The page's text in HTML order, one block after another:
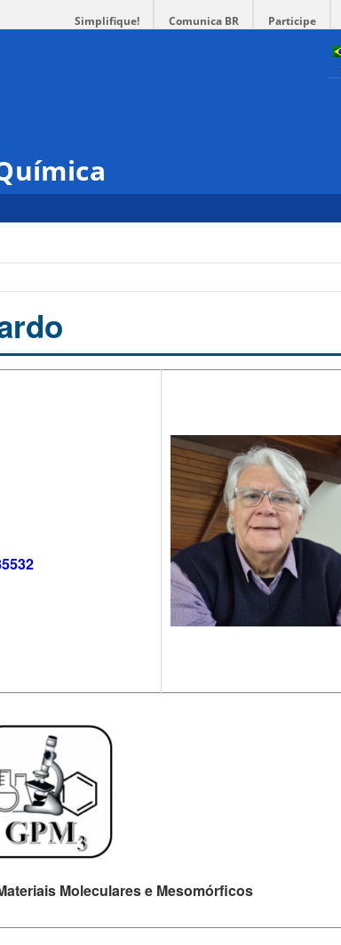
Simplifique! Comunica BR Participe
Moleculares e Mesomórficos